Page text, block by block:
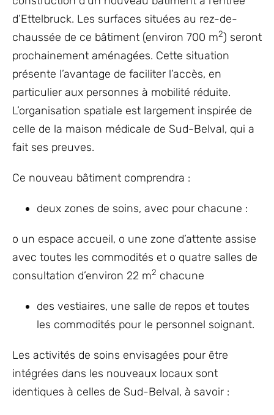
d’Ettelbruck. Les surfaces situées au rez-de-
chaussée de ce bâtiment (environ 700 m2) seront
prochainement aménagées. Cette situation
présente l’avantage de faciliter l’accès, en
particulier aux personnes à mobilité réduite.
L’organisation spatiale est largement inspirée de
celle de la maison médicale de Sud-Belval, qui a
fait ses preuves.
Ce nouveau bâtiment comprendra :
deux zones de soins, avec pour chacune :
o un espace accueil, o une zone d’attente assise
avec toutes les commodités et o quatre salles de
consultation d’environ 22 m2 chacune
des vestiaires, une salle de repos et toutes
les commodités pour le personnel soignant.
Les activités de soins envisagées pour être
intégrées dans les nouveaux locaux sont
identiques à celles de Sud-Belval, à savoir :